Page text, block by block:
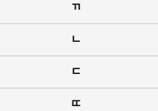
ㄲ
ㄴ
ㄷ
ㄸ